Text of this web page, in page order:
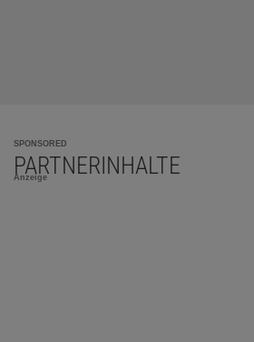
SPONSORED
PARTNERINHALTE
Anzeige